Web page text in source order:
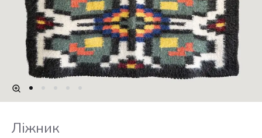
Ліжник